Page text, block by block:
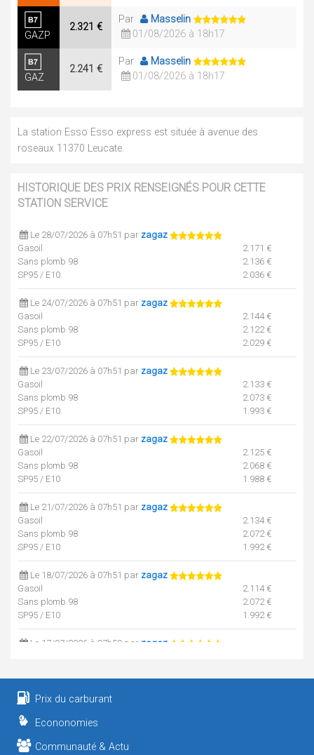
GAZP
2.321 €
Par
Masselin
01/08/2026 à 18h17
GAZ
2.241 €
Par
Masselin
01/08/2026 à 18h17
La station Esso Esso express est située à avenue des
roseaux 11370 Leucate.
HISTORIQUE DES PRIX RENSEIGNÉS POUR CETTE
STATION SERVICE
Le 28/07/2026 à 07h51 par zagaz
Gasoil
2.171 €
Sans plomb 98
2.136 €
SP95 / E10
2.036 €
Le 24/07/2026 à 07h51 par zagaz
Gasoil
2.144 €
Sans plomb 98
2.122 €
SP95 / E10
2.029 €
Le 23/07/2026 à 07h51 par zagaz
Gasoil
2.133 €
Sans plomb 98
2.073 €
SP95 / E10
1.993 €
Le 22/07/2026 à 07h51 par zagaz
Gasoil
2.125 €
Sans plomb 98
2.068 €
SP95 / E10
1.988 €
Le 21/07/2026 à 07h51 par zagaz
Gasoil
2.134 €
Sans plomb 98
2.072 €
SP95 / E10
1.992 €
Le 18/07/2026 à 07h51 par zagaz
Gasoil
2.114 €
Sans plomb 98
2.072 €
SP95 / E10
1.992 €
Le 17/07/2026 à 07h50 par zagaz
Gasoil
Sans plomb 98
SP95 / E10
Prix du carburant
Econonomies
Communauté & Actu